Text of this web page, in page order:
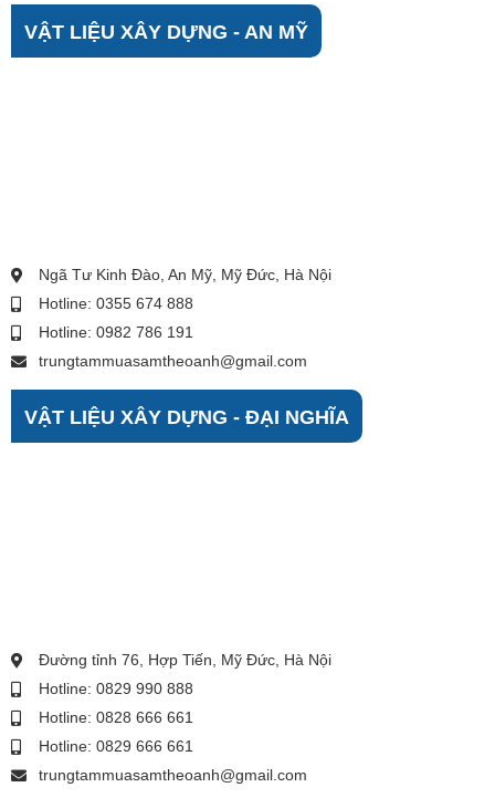
VẬT LIỆU XÂY DỰNG - AN MỸ
Ngã Tư Kinh Đào, An Mỹ, Mỹ Đức, Hà Nội
Hotline: 0355 674 888
Hotline: 0982 786 191
trungtammuasamtheoanh@gmail.com
VẬT LIỆU XÂY DỰNG - ĐẠI NGHĨA
Đường tỉnh 76, Hợp Tiến, Mỹ Đức, Hà Nội
Hotline: 0829 990 888
Hotline: 0828 666 661
Hotline: 0829 666 661
trungtammuasamtheoanh@gmail.com